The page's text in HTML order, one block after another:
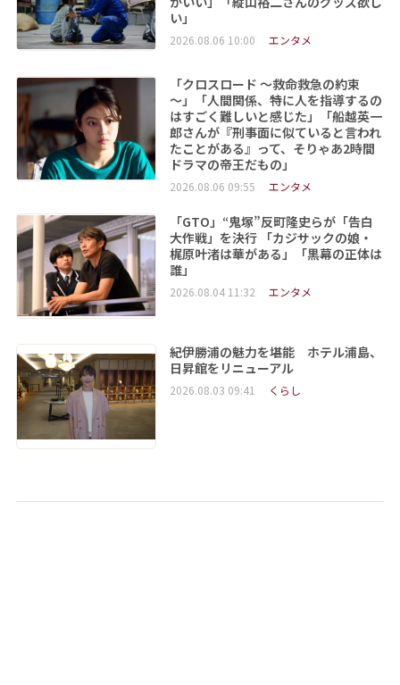
い」
2026.08.06 10:00 エンタメ
「クロスロード ～救命救急の約束
～」「人間関係、特に人を指導するの
はすごく難しいと感じた」「船越英一
郎さんが『刑事面に似ていると言われ
たことがある』って、そりゃあ2時間
ドラマの帝王だもの」
2026.08.06 09:55 エンタメ
「GTO」“鬼塚”反町隆史らが「告白
大作戦」を決行 「カジサックの娘・
梶原叶渚は華がある」「黒幕の正体は
誰」
2026.08.04 11:32 エンタメ
紀伊勝浦の魅力を堪能 ホテル浦島、
日昇館をリニューアル
2026.08.03 09:41 くらし